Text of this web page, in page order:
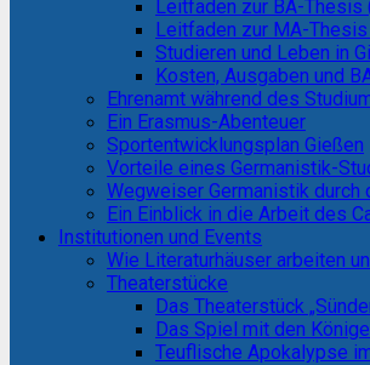
Leitfaden zur BA-Thesis
Leitfaden zur MA-Thesis
Studieren und Leben in
Kosten, Ausgaben und
Ehrenamt während des
Ein Erasmus-Abenteuer
Sportentwicklungsplan Gießen
Vorteile eines Germanistik-
Wegweiser Germanistik
Ein Einblick in die Arbeit des
Institutionen und Events
Wie Literaturhäuser arbeiten
Theaterstücke
Das Theaterstück
Das Spiel mit den
Teuflische Apokalypse